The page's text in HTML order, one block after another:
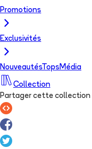
Promotions
Exclusivités
NouveautésTops Média
Collection
Partager cette collection